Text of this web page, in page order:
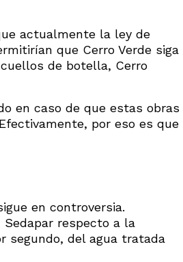
actualmente la ley de
que Cerro Verde siga
de botella, Cerro
en caso de que estas obras
por eso es que
en controversia.
respecto a la
segundo, del agua tratada